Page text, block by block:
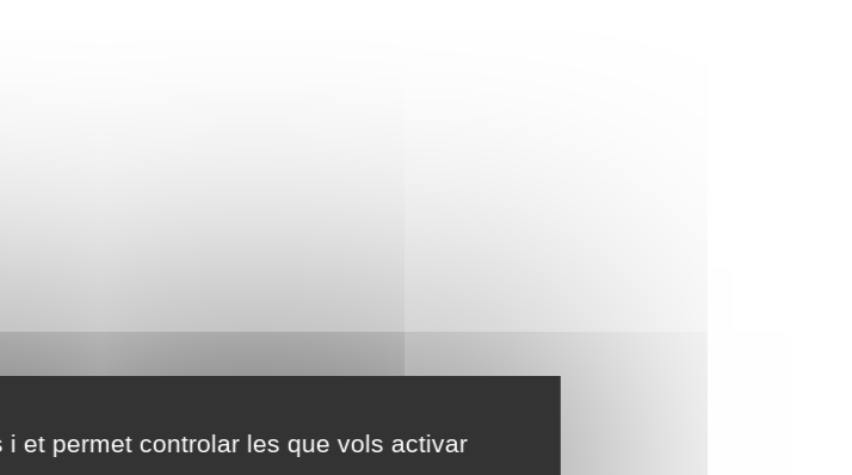
et permet controlar les que vols activar